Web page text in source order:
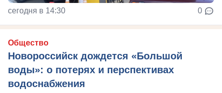
сегодня в 14:30 0
Общество
Новороссийск дождется «Большой
воды»: о потерях и перспективах
водоснабжения